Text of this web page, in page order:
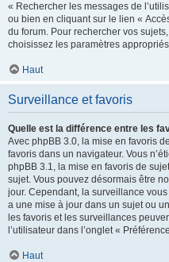
« Rechercher les messages de
ou bien en cliquant sur le lien «
du forum. Pour rechercher vos
choisissez les paramètres
Haut
Surveillance et favoris
Quelle est la différence entre les
Avec phpBB 3.0, la mise en favoris
favoris dans un navigateur. Vous
phpBB 3.1, la mise en favoris de
sujet. Vous pouvez désormais être
jour. Cependant, la surveillance
a une mise à jour dans un sujet ou
les favoris et les surveillances
l’utilisateur dans l’onglet «
Haut